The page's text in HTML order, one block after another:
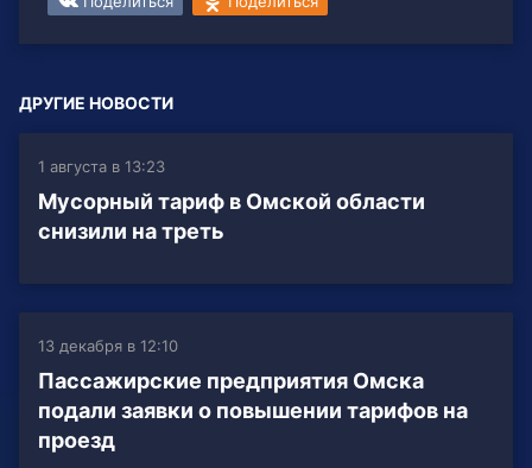
ДРУГИЕ НОВОСТИ
1 августа в 13:23
Мусорный тариф в Омской области
снизили на треть
13 декабря в 12:10
Пассажирские предприятия Омска
подали заявки о повышении тарифов на
проезд